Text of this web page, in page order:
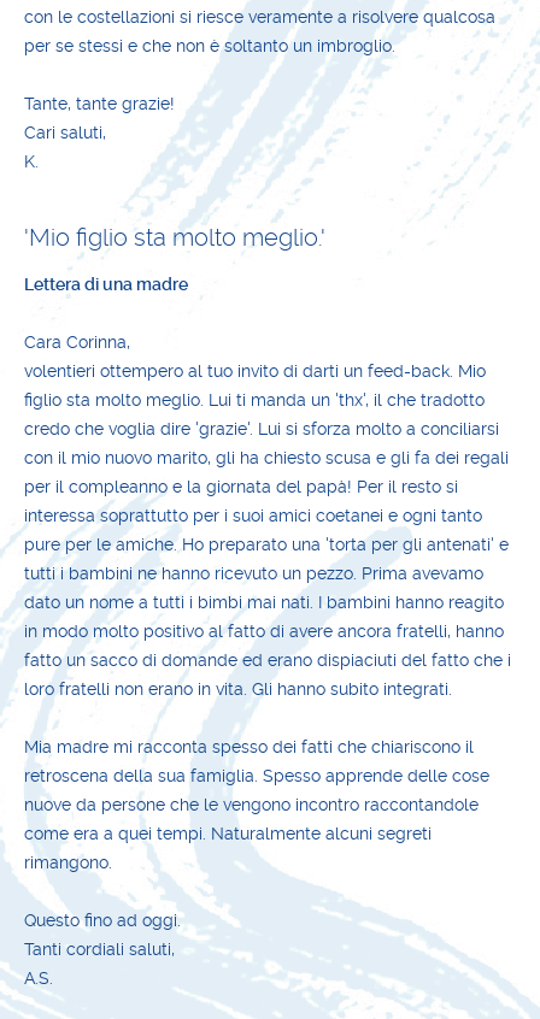
con le costellazioni si riesce veramente a risolvere qualcosa
per se stessi e che non è soltanto un imbroglio.
Tante, tante grazie!
Cari saluti,
K.
'Mio figlio sta molto meglio.'
Lettera di una madre
Cara Corinna,
volentieri ottempero al tuo invito di darti un feed-back. Mio
figlio sta molto meglio. Lui ti manda un 'thx', il che tradotto
credo che voglia dire 'grazie'. Lui si sforza molto a conciliarsi
con il mio nuovo marito, gli ha chiesto scusa e gli fa dei regali
per il compleanno e la giornata del papà! Per il resto si
interessa soprattutto per i suoi amici coetanei e ogni tanto
pure per le amiche. Ho preparato una 'torta per gli antenati' e
tutti i bambini ne hanno ricevuto un pezzo. Prima avevamo
dato un nome a tutti i bimbi mai nati. I bambini hanno reagito
in modo molto positivo al fatto di avere ancora fratelli, hanno
fatto un sacco di domande ed erano dispiaciuti del fatto che i
loro fratelli non erano in vita. Gli hanno subito integrati.
Mia madre mi racconta spesso dei fatti che chiariscono il
retroscena della sua famiglia. Spesso apprende delle cose
nuove da persone che le vengono incontro raccontandole
come era a quei tempi. Naturalmente alcuni segreti
rimangono.
Questo fino ad oggi.
Tanti cordiali saluti,
A.S.